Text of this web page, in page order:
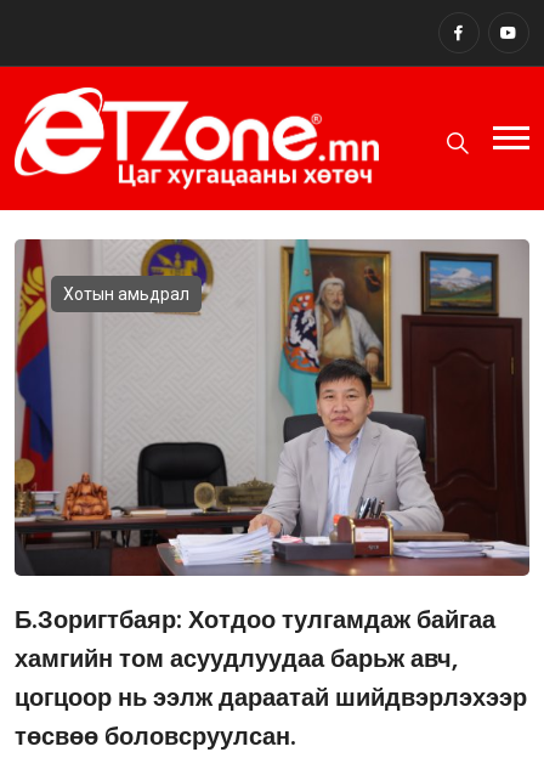
Хотын амьдрал
Б.Зоригтбаяр: Хотдоо тулгамдаж байгаа
хамгийн том асуудлуудаа барьж авч,
цогцоор нь ээлж дараатай шийдвэрлэхээр
төсвөө боловсруулсан.